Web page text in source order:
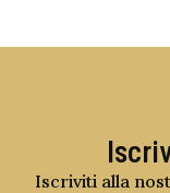
Iscriviti alla